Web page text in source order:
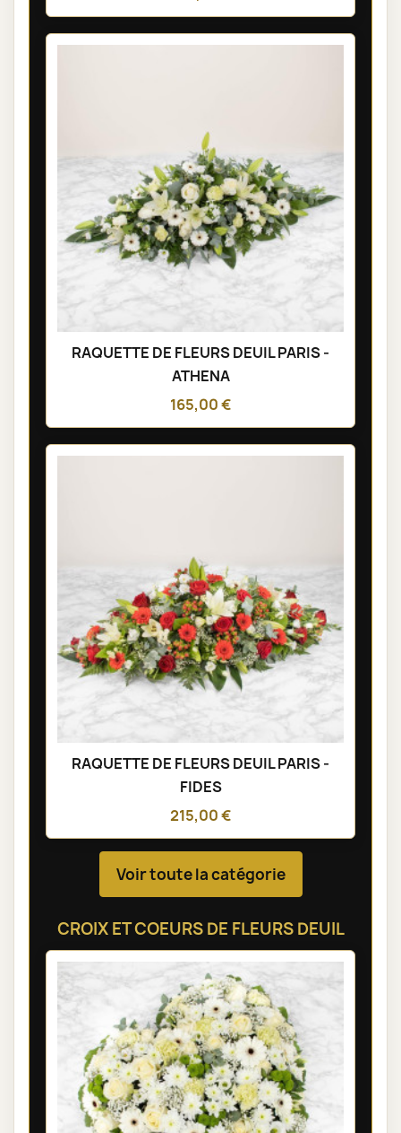
RAQUETTE DE FLEURS DEUIL PARIS -
ATHENA
165,00 €
RAQUETTE DE FLEURS DEUIL PARIS -
FIDES
215,00 €
Voir toute la catégorie
CROIX ET COEURS DE FLEURS DEUIL